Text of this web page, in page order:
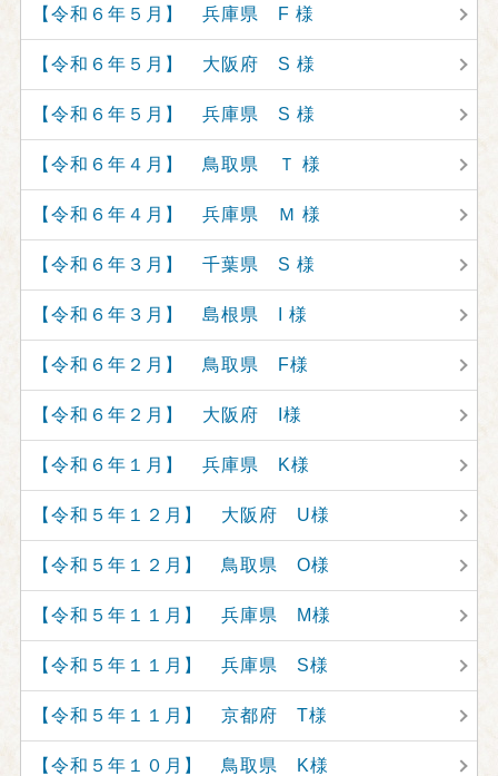
【令和６年５月】 兵庫県 F 様
【令和６年５月】 大阪府 S 様
【令和６年５月】 兵庫県 S 様
【令和６年４月】 鳥取県 Ｔ 様
【令和６年４月】 兵庫県 Ｍ 様
【令和６年３月】 千葉県 S 様
【令和６年３月】 島根県 I 様
【令和６年２月】 鳥取県 F様
【令和６年２月】 大阪府 I様
【令和６年１月】 兵庫県 K様
【令和５年１２月】 大阪府 U様
【令和５年１２月】 鳥取県 O様
【令和５年１１月】 兵庫県 M様
【令和５年１１月】 兵庫県 S様
【令和５年１１月】 京都府 T様
【令和５年１０月】 鳥取県 K様